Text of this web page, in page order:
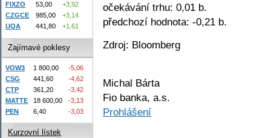
očekávání trhu: 0,01 b.
předchozí hodnota: -0,21 b.
Zdroj: Bloomberg
Michal Bárta
Fio banka, a.s.
Prohlášení
FIXZO
53,00
+3,92
CZGCE
985,00
+3,14
UQA
441,80 +1,61
Zajímavé poklesy
VOW3 1 800,00
-5,06
CSG
441,60
-4,62
CTP
361,20
-3,42
MATTE
18 600,00
-3,13
PEN
6,40 -3,03
Kurzovní lístek